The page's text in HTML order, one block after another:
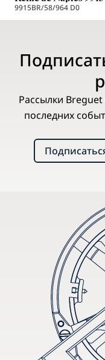
9915BR/58/964 D0
Рассылки Breguet
последних